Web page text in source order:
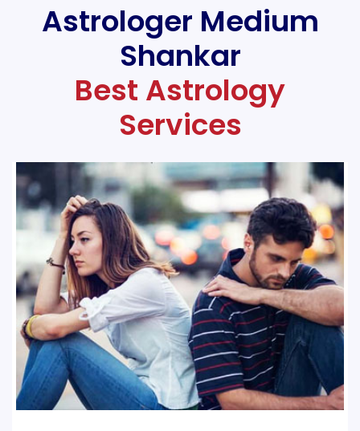
Astrologer Medium
Shankar
Best Astrology
Services